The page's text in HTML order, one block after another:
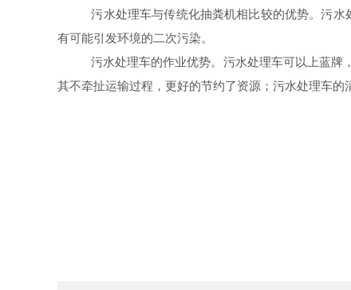
污水处理车与传统化抽粪机相比较的优势。污水
有可能引发环境的二次污染。
污水处理车的作业优势。污水处理车可以上蓝牌
其不牵扯运输过程，更好的节约了资源；污水处理车